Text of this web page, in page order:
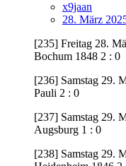
x9jaan
28. März
[235] Freitag 28.
Bochum 1848 2 : 0
[236] Samstag 29.
Pauli 2 : 0
[237] Samstag 29.
Augsburg 1 : 0
[238] Samstag 29.